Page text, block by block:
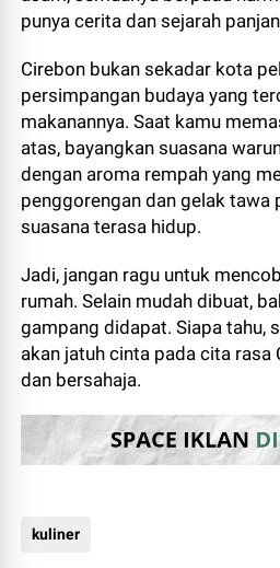
punya cerita dan sejarah
Cirebon bukan sekadar kota
persimpangan budaya yang
makanannya. Saat kamu
atas, bayangkan suasana
dengan aroma rempah yang
penggorengan dan gelak tawa
suasana terasa hidup.
Jadi, jangan ragu untuk
rumah. Selain mudah dibuat,
gampang didapat. Siapa tahu,
akan jatuh cinta pada cita rasa
dan bersahaja.
kuliner